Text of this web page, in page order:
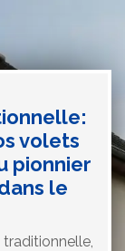
volets
pionnier
le